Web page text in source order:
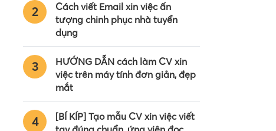
2
Cách viết Email xin việc ấn
tượng chinh phục nhà tuyển
dụng
3
HƯỚNG DẪN cách làm CV xin
việc trên máy tính đơn giản, đẹp
mắt
4
[BÍ KÍP] Tạo mẫu CV xin việc viết